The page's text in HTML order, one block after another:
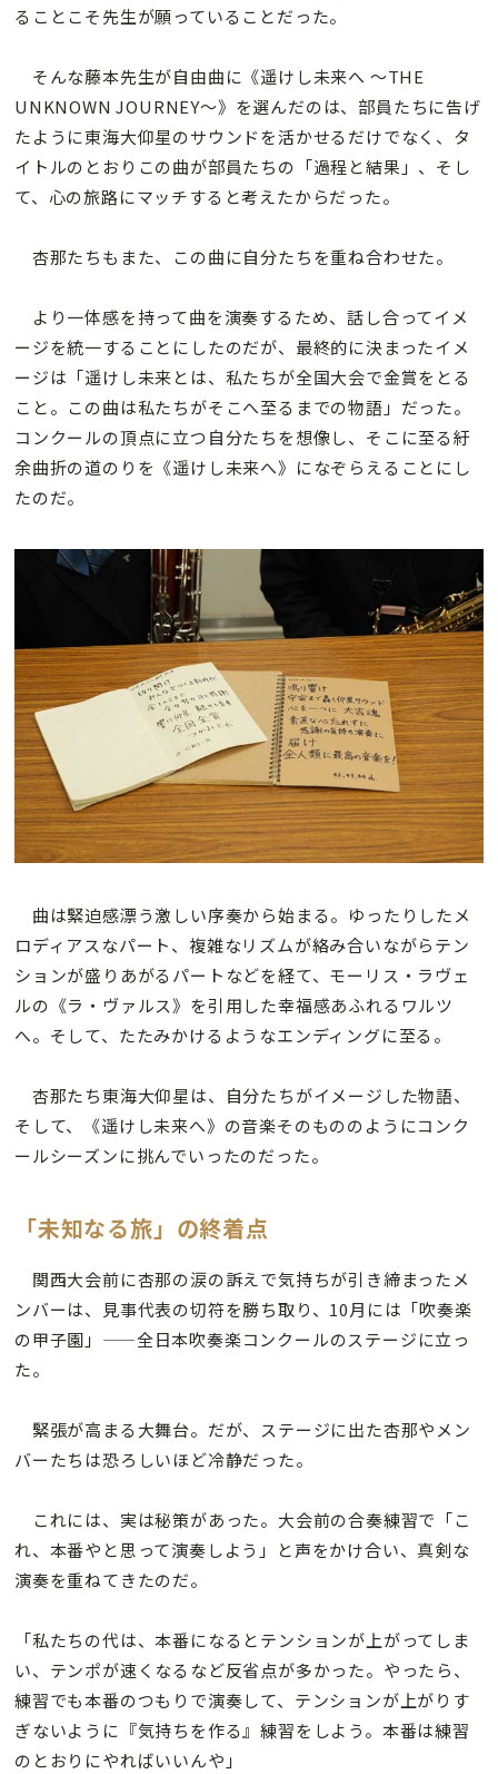
ることこそ先生が願っていることだった。
そんな藤本先生が自由曲に《遥けし未来へ 〜THE
UNKNOWN JOURNEY〜》を選んだのは、部員たちに告げ
たように東海大仰星のサウンドを活かせるだけでなく、タ
イトルのとおりこの曲が部員たちの「過程と結果」、そし
て、心の旅路にマッチすると考えたからだった。
杏那たちもまた、この曲に自分たちを重ね合わせた。
より一体感を持って曲を演奏するため、話し合ってイメ
ージを統一することにしたのだが、最終的に決まったイメ
ージは「遥けし未来とは、私たちが全国大会で金賞をとる
こと。この曲は私たちがそこへ至るまでの物語」だった。
コンクールの頂点に立つ自分たちを想像し、そこに至る紆
余曲折の道のりを《遥けし未来へ》になぞらえることにし
たのだ。
曲は緊迫感漂う激しい序奏から始まる。ゆったりしたメ
ロディアスなパート、複雑なリズムが絡み合いながらテン
ションが盛りあがるパートなどを経て、モーリス・ラヴェ
ルの《ラ・ヴァルス》を引用した幸福感あふれるワルツ
へ。そして、たたみかけるようなエンディングに至る。
杏那たち東海大仰星は、自分たちがイメージした物語、
そして、《遥けし未来へ》の音楽そのもののようにコンク
ールシーズンに挑んでいったのだった。
「未知なる旅」の終着点
関西大会前に杏那の涙の訴えで気持ちが引き締まったメ
ンバーは、見事代表の切符を勝ち取り、10月には「吹奏楽
の甲子園」——全日本吹奏楽コンクールのステージに立っ
た。
緊張が高まる大舞台。だが、ステージに出た杏那やメン
バーたちは恐ろしいほど冷静だった。
これには、実は秘策があった。大会前の合奏練習で「こ
れ、本番やと思って演奏しよう」と声をかけ合い、真剣な
演奏を重ねてきたのだ。
「私たちの代は、本番になるとテンションが上がってしま
い、テンポが速くなるなど反省点が多かった。やったら、
練習でも本番のつもりで演奏して、テンションが上がりす
ぎないように『気持ちを作る』練習をしよう。本番は練習
のとおりにやればいいんや」